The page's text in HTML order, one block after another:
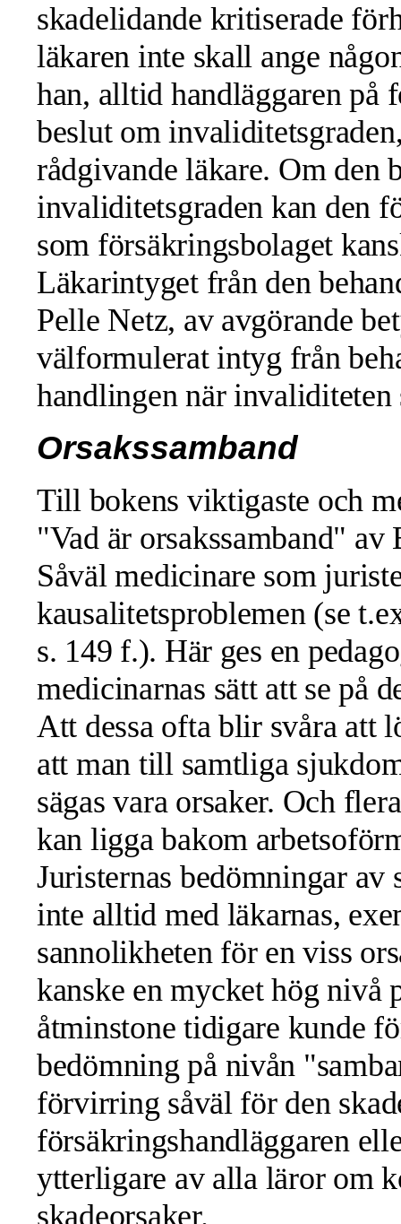
skadelidande kritiserade
läkaren inte skall ange
han, alltid handläggaren på
beslut om
rådgivande läkare. Om den
invaliditetsgraden kan den
som försäkringsbolaget
Läkarintyget från den
Pelle Netz, av avgörande
välformulerat intyg från
handlingen när invaliditeten
Orsakssamband
Till bokens viktigaste och
"Vad är orsakssamband"
Såväl medicinare som
kausalitetsproblemen (se
s. 149 f.). Här ges en
medicinarnas sätt att se på
Att dessa ofta blir svåra att
att man till samtliga
sägas vara orsaker. Och
kan ligga bakom
Juristernas bedömningar av
inte alltid med läkarnas,
sannolikheten för en viss
kanske en mycket hög nivå
åtminstone tidigare kunde
bedömning på nivån
förvirring såväl för den
försäkringshandläggaren
ytterligare av alla läror om
skadeorsaker.